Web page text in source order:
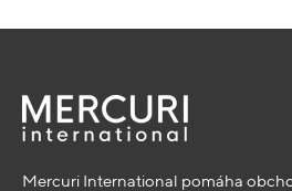
Mercuri International pomáha